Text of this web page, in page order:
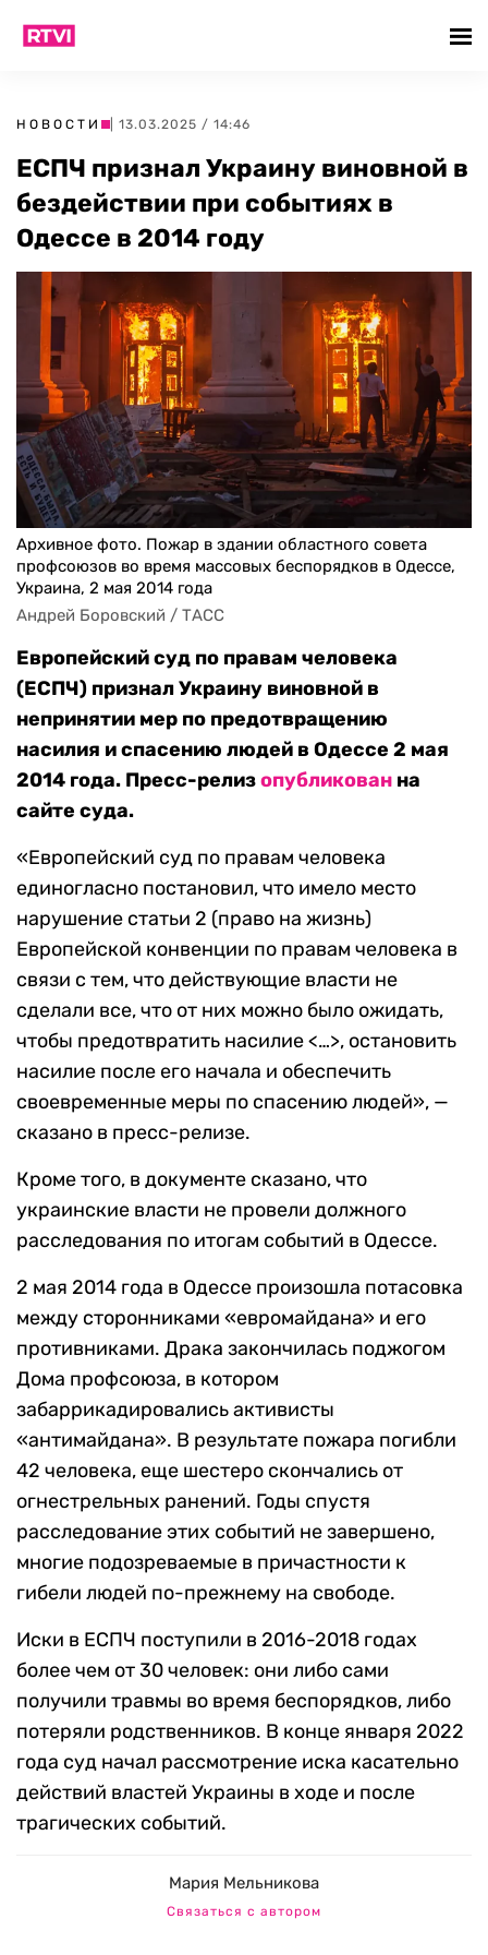
НОВОСТИ | 13.03.2025 / 14:46
ЕСПЧ признал Украину виновной в
бездействии при событиях в
Одессе в 2014 году
Архивное фото. Пожар в здании областного совета
профсоюзов во время массовых беспорядков в Одессе,
Украина, 2 мая 2014 года
Андрей Боровский / ТАСС
Европейский суд по правам человека
(ЕСПЧ) признал Украину виновной в
непринятии мер по предотвращению
насилия и спасению людей в Одессе 2 мая
2014 года. Пресс-релизопубликован на
сайте суда.
«Европейский суд по правам человека
единогласно постановил, что имело место
нарушение статьи 2 (право на жизнь)
Европейской конвенции по правам человека в
связи с тем, что действующие власти не
сделали все, что от них можно было ожидать,
чтобы предотвратить насилие <…>, остановить
насилие после его начала и обеспечить
своевременные меры по спасению людей», —
сказано в пресс-релизе.
Кроме того, в документе сказано, что
украинские власти не провели должного
расследования по итогам событий в Одессе.
2 мая 2014 года в Одессе произошла потасовка
между сторонниками «евромайдана» и его
противниками. Драка закончилась поджогом
Дома профсоюза, в котором
забаррикадировались активисты
«антимайдана». В результате пожара погибли
42 человека, еще шестеро скончались от
огнестрельных ранений. Годы спустя
расследование этих событий не завершено,
многие подозреваемые в причастности к
гибели людей по-прежнему на свободе.
Иски в ЕСПЧ поступили в 2016-2018 годах
более чем от 30 человек: они либо сами
получили травмы во время беспорядков, либо
потеряли родственников. В конце января 2022
года суд начал рассмотрение иска касательно
действий властей Украины в ходе и после
трагических событий.
Мария Мельникова
Связаться с автором